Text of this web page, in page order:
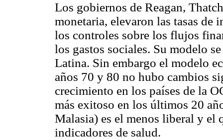
Los gobiernos de Reagan,
monetaria, elevaron las tasas de
los controles sobre los flujos
los gastos sociales. Su modelo
Latina. Sin embargo el modelo
años 70 y 80 no hubo cambios
crecimiento en los países de la
más exitoso en los últimos 20
Malasia) es el menos liberal y el
indicadores de salud.